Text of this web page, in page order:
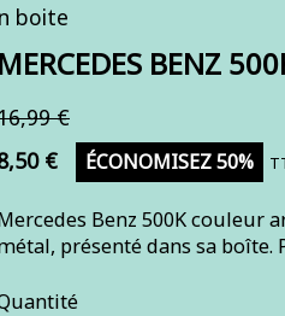
boite
MERCEDES BENZ
€
€
ÉCONOMISEZ 50%
Benz 500K couleur
présenté dans sa